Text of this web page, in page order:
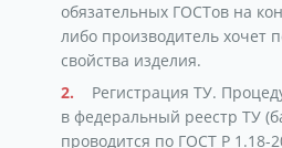
обязательных ГОСТов на
либо производитель хочет
свойства изделия.
Регистрация ТУ.
в федеральный реестр ТУ
проводится по ГОСТ Р 1.18-